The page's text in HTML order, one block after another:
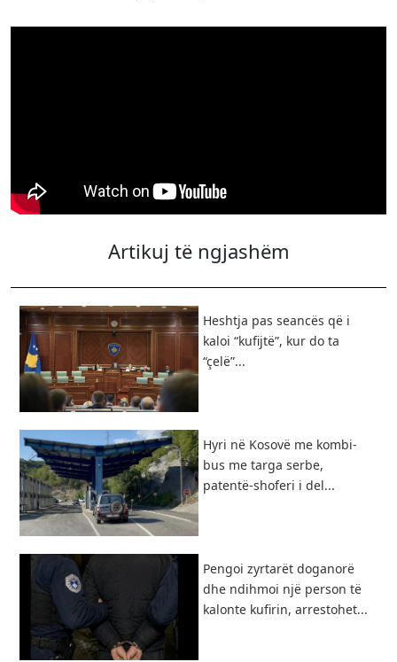
Artikuj të ngjashëm
Heshtja pas seancës që i
kaloi “kufijtë”, kur do ta
“çelë”...
Hyri në Kosovë me kombi-
bus me targa serbe,
patentë-shoferi i del...
Pengoi zyrtarët doganorë
dhe ndihmoi një person të
kalonte kufirin, arrestohet...